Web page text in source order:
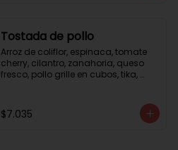
Tostada de pollo
Arroz de coliflor, espinaca, tomate
cherry, cilantro, zanahoria, queso
fresco, pollo grille en cubos, tika,
$7.035